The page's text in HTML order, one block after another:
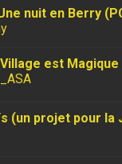
nuit en Berry
Village est
(un projet pour la